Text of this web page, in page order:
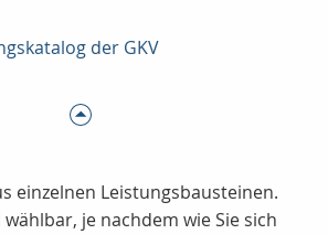
der GKV
einzelnen Leistungsbausteinen.
je nachdem wie Sie sich